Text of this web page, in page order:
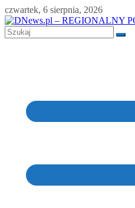
Skip
to
content
czwartek, 6 sierpnia, 2026